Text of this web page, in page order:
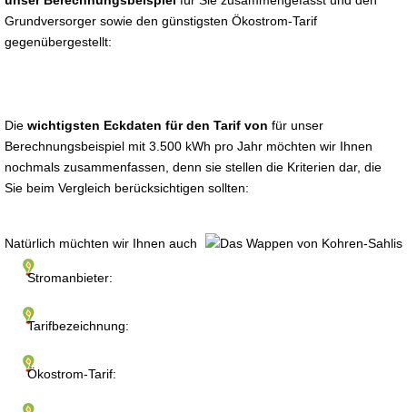
Grundversorger sowie den günstigsten Ökostrom-Tarif
gegenübergestellt:
Die wichtigsten Eckdaten für den Tarif von für unser
Berechnungsbeispiel mit 3.500 kWh pro Jahr möchten wir Ihnen
nochmals zusammenfassen, denn sie stellen die Kriterien dar, die
Sie beim Vergleich berücksichtigen sollten:
Stromanbieter:
Tarifbezeichnung:
Ökostrom-Tarif:
Natürlich müchten wir Ihnen auch